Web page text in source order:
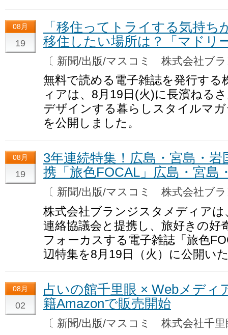
08月
19
「移住ってトライする気持
移住したい場所は？「マドリ
〔 新聞/出版/マスコミ 株式会社ブ
無料で読める電子雑誌を発行す
ィアは、8月19日(火)に長濱ねる
デザインする暮らしスタイルマ
を公開しました。
08月
19
3年連続特集！広島・宮島・
携「旅色FOCAL」広島・宮島
〔 新聞/出版/マスコミ 株式会社ブ
株式会社ブランジスタメディアは
連絡協議会と提携し、旅好きの
フォーカスする電子雑誌「旅色
辺特集を8月19日（火）に公開い
08月
02
占いの館千里眼 × Webメディ
籍Amazonで販売開始
〔 新聞/出版/マスコミ 株式会社千